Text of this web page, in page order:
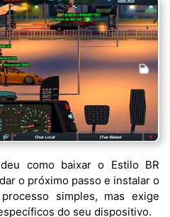
como baixar o Estilo BR
o próximo passo e instalar o
simples, mas exige
do seu dispositivo.